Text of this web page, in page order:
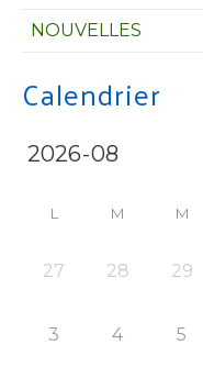
NOUVELLES
Calendrier
L M M
27 28 29
3 4 5